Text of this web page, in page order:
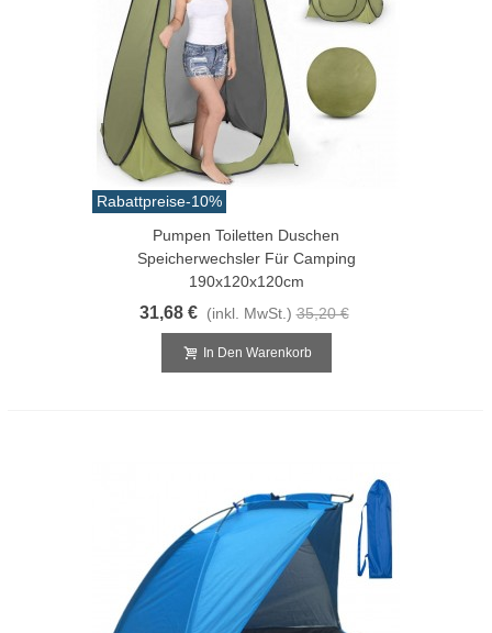
Rabattpreise-10%
Pumpen Toiletten Duschen
Speicherwechsler Für Camping
190x120x120cm
31,68 € (inkl. MwSt.) 35,20 €
In Den Warenkorb